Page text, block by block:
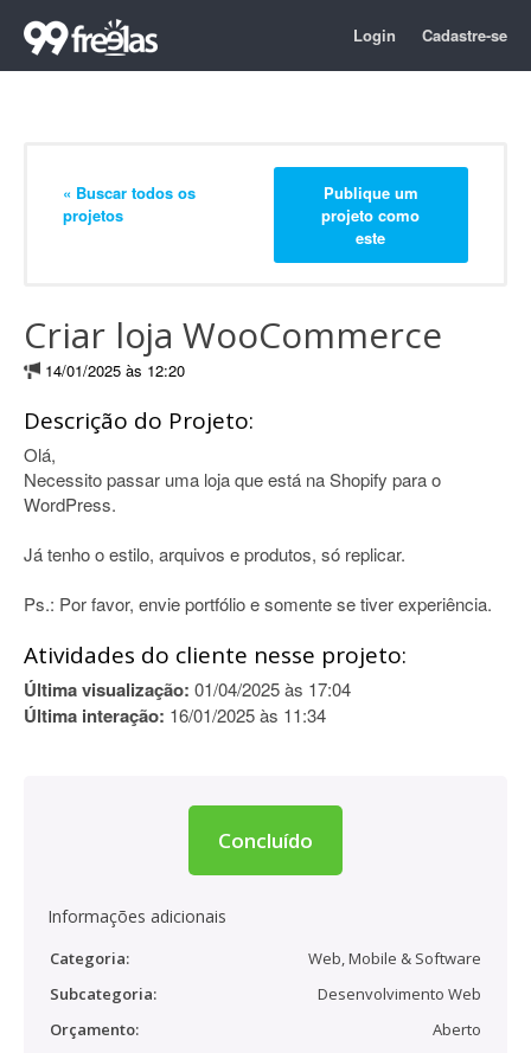
Login Cadastre-se
« Buscar todos os
projetos
Publique um
projeto como
este
Criar loja WooCommerce
14/01/2025 às 12:20
Descrição do Projeto:
Olá,
Necessito passar uma loja que está na Shopify para o
WordPress.
Já tenho o estilo, arquivos e produtos, só replicar.
Ps.: Por favor, envie portfólio e somente se tiver experiência.
Atividades do cliente nesse projeto:
Última visualização: 01/04/2025 às 17:04
Última interação: 16/01/2025 às 11:34
Concluído
Informações adicionais
Categoria:
Web, Mobile & Software
Subcategoria:
Desenvolvimento Web
Orçamento:
Aberto